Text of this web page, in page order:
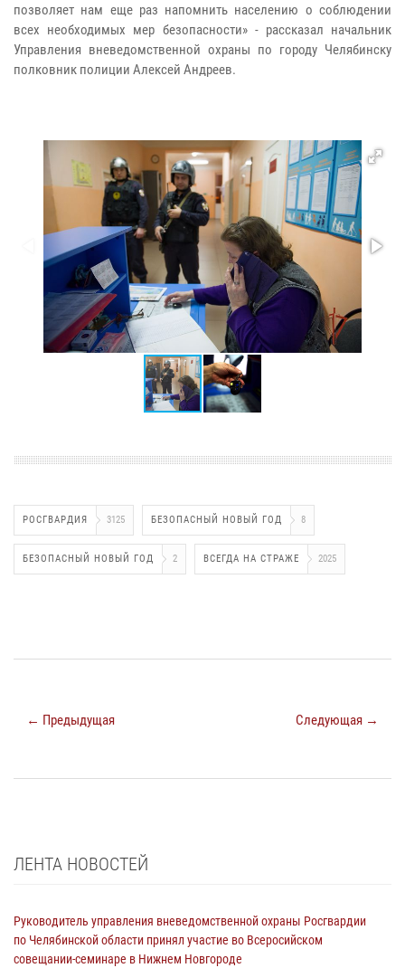
позволяет нам еще раз напомнить населению о соблюдении
всех необходимых мер безопасности» - рассказал начальник
Управления вневедомственной охраны по городу Челябинску
полковник полиции Алексей Андреев.
РОСГВАРДИЯ 3125 БЕЗОПАСНЫЙ НОВЫЙ ГОД 8
БЕЗОПАСНЫЙ НОВЫЙ ГОД 2 ВСЕГДА НА СТРАЖЕ 2025
← Предыдущая Следующая →
ЛЕНТА НОВОСТЕЙ
Руководитель управления вневедомственной охраны Росгвардии
по Челябинской области принял участие во Всеросийском
совещании-семинаре в Нижнем Новгороде